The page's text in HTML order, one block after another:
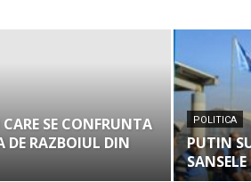
SE CONFRUNTA
DE RAZBOIUL DIN
POLITICA
PUTIN